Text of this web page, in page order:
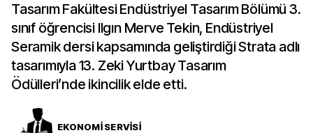
Tasarım Fakültesi Endüstriyel Tasarım Bölümü 3.
sınıf öğrencisi Ilgın Merve Tekin, Endüstriyel
Seramik dersi kapsamında geliştirdiği Strata adlı
tasarımıyla 13. Zeki Yurtbay Tasarım
Ödülleri’nde ikincilik elde etti.
EKONOMİ SERVİSİ